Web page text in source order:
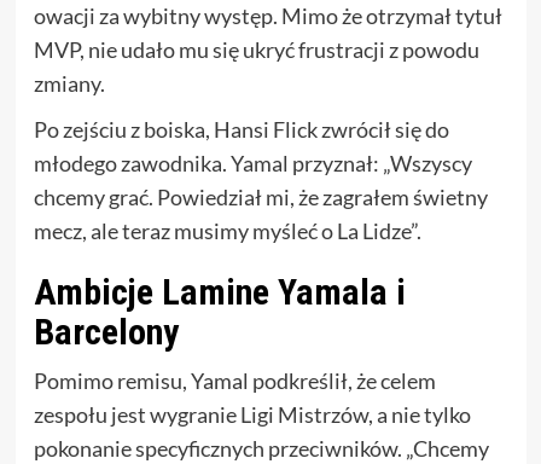
owacji za wybitny występ. Mimo że otrzymał tytuł
MVP, nie udało mu się ukryć frustracji z powodu
zmiany.
Po zejściu z boiska, Hansi Flick zwrócił się do
młodego zawodnika. Yamal przyznał: „Wszyscy
chcemy grać. Powiedział mi, że zagrałem świetny
mecz, ale teraz musimy myśleć o La Lidze”.
Ambicje Lamine Yamala i
Barcelony
Pomimo remisu, Yamal podkreślił, że celem
zespołu jest wygranie Ligi Mistrzów, a nie tylko
pokonanie specyficznych przeciwników. „Chcemy